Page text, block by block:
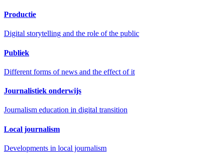
Productie
Digital storytelling and the role of the public
Publiek
Different forms of news and the effect of it
Journalistiek onderwijs
Journalism education in digital transition
Local journalism
Developments in local journalism